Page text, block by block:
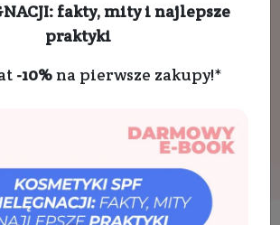
fakty, mity i najlepsze
praktyki
-10%na pierwsze zakupy!*